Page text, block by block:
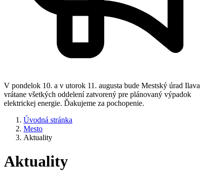
V pondelok 10. a v utorok 11. augusta bude Mestský úrad Ilava
vrátane všetkých oddelení zatvorený pre plánovaný výpadok
elektrickej energie. Ďakujeme za pochopenie.
Úvodná stránka
Mesto
Aktuality
Aktuality